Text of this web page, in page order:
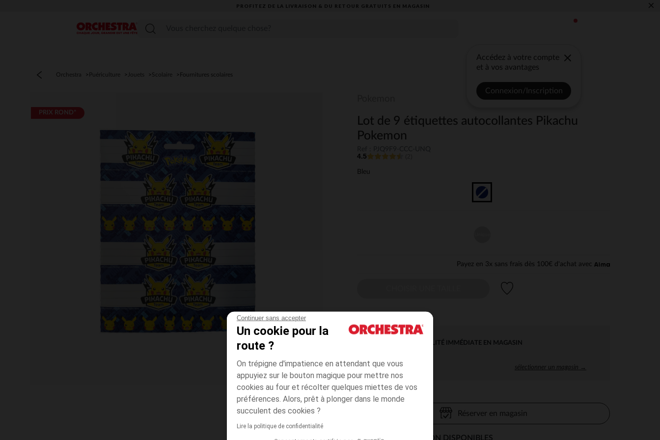
Continuer sans accepter
Un cookie pour la
route ?
On trépigne d'impatience en attendant que vous
appuyiez sur le bouton magique pour mettre nos
cookies au four et récolter quelques miettes de vos
préférences. Alors, prêt à plonger dans le monde
succulent des cookies ?
Lire la politique de confidentialité
PROFITEZ DE LA LIVRAISON & DU RETOUR GRATUITS EN MAGASIN​ ×
Menu
Accédez à votre compte
et à vos avantages
Connexion/Inscription
Orchestra Puériculture Jouets Scolaire Fournitures scolaires
PRIX ROND*
Lot de 9 étiquettes autocollantes Pikachu
Pokemon
4.5
Bleu
Payez en 3x sans frais dès 100€ d'achat avec
DISPONIBILITÉ IMMÉDIATE EN MAGASIN
sélectionner un magasin →
Réserver en magasin
MODES DE LIVRAISON DISPONIBLES